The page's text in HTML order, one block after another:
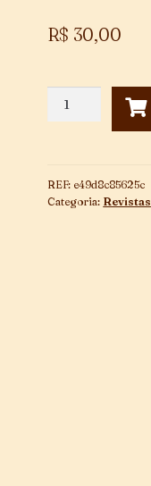
R$ 30,00
REF: e49d8c85625c
Categoria: Revistas